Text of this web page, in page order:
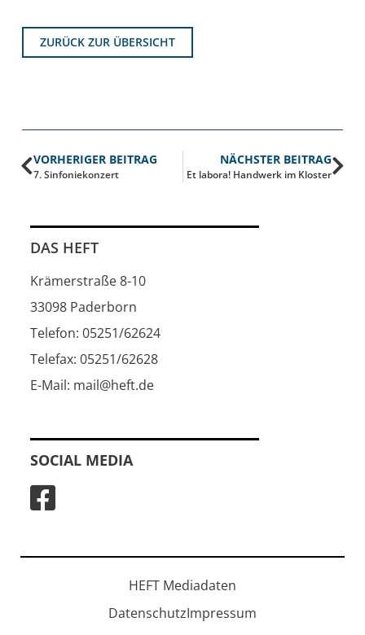
ZURÜCK ZUR ÜBERSICHT
VORHERIGER BEITRAG
7. Sinfoniekonzert
NÄCHSTER BEITRAG
Et labora! Handwerk im Kloster
DAS HEFT
Krämerstraße 8-10
33098 Paderborn
Telefon: 05251/62624
Telefax: 05251/62628
E-Mail: mail@heft.de
SOCIAL MEDIA
HEFT Mediadaten
DatenschutzImpressum